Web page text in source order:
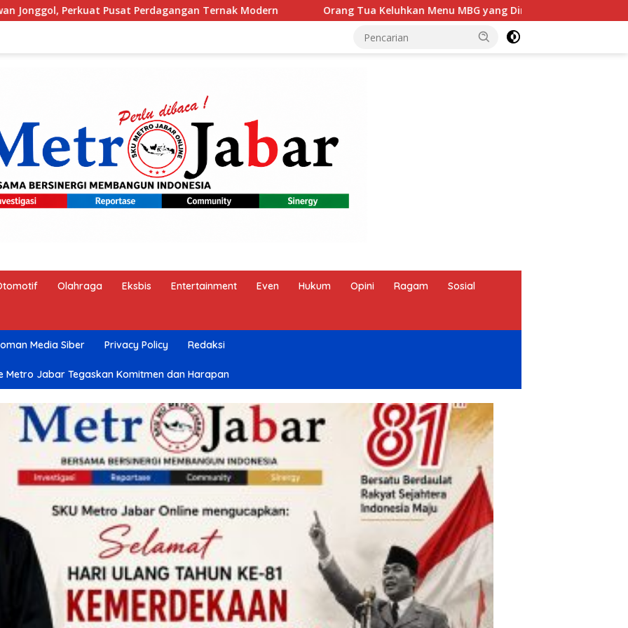
Ternak Modern Orang Tua Keluhkan Menu MBG yang Dinilai Tidak Sesuai DPRD Sukabumi
Olahraga Eksbis Entertainment Even Hukum Opini Ragam Sosial
Media Siber Privacy Policy Redaksi
Metro Jabar Tegaskan Komitmen dan Harapan